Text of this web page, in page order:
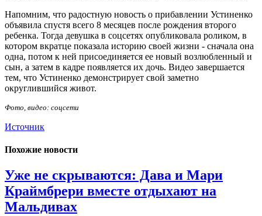
Напомним, что радостную новость о прибавлении Устиненко
объявила спустя всего 8 месяцев после рождения второго
ребенка. Тогда девушка в соцсетях опубликовала роликом, в
котором вкратце показала историю своей жизни - сначала она
одна, потом к ней присоединяется ее новый возлюбленный и
сын, а затем в кадре появляется их дочь. Видео завершается
тем, что Устиненко демонстрирует свой заметно
округлившийся живот.
Фото, видео: соцсети
Источник
Похожие новости
Уже не скрываются: Дава и Мари
Краймбрери вместе отдыхают на
Мальдивах